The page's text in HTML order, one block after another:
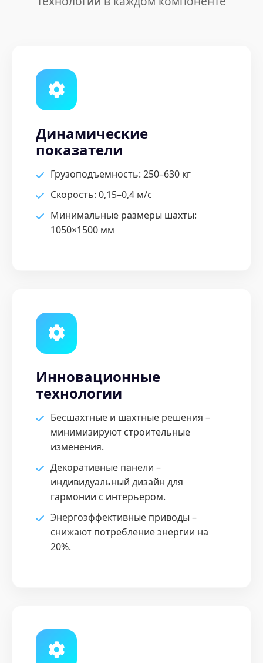
Динамические
показатели
Грузоподъемность: 250–630 кг
Скорость: 0,15–0,4 м/с
Минимальные размеры шахты:
1050×1500 мм
Инновационные
технологии
Бесшахтные и шахтные решения –
минимизируют строительные
изменения.
Декоративные панели –
индивидуальный дизайн для
гармонии с интерьером.
Энергоэффективные приводы –
снижают потребление энергии на
20%.